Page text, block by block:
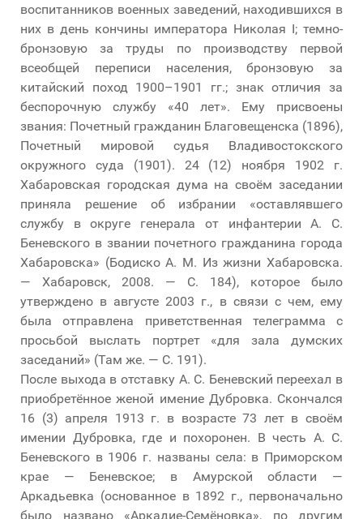
воспитанников военных заведений, находившихся в
них в день кончины императора Николая I; темно-
бронзовую за труды по производству первой
всеобщей переписи населения, бронзовую за
китайский поход 1900–1901 гг.; знак отличия за
беспорочную службу «40 лет». Ему присвоены
звания: Почетный гражданин Благовещенска (1896),
Почетный мировой судья Владивостокского
окружного суда (1901). 24 (12) ноября 1902 г.
Хабаровская городская дума на своём заседании
приняла решение об избрании «оставлявшего
службу в округе генерала от инфантерии А. С.
Беневского в звании почетного гражданина города
Хабаровска» (Бодиско А. М. Из жизни Хабаровска.
— Хабаровск, 2008. — С. 184), которое было
утверждено в августе 2003 г., в связи с чем, ему
была отправлена приветственная телеграмма с
просьбой выслать портрет «для зала думских
заседаний» (Там же. — С. 191).
После выхода в отставку А. С. Беневский переехал в
приобретённое женой имение Дубровка. Скончался
16 (3) апреля 1913 г. в возрасте 73 лет в своём
имении Дубровка, где и похоронен. В честь А. С.
Беневского в 1906 г. названы села: в Приморском
крае — Беневское; в Амурской области —
Аркадьевка (основанное в 1892 г., первоначально
было названо «Аркадие-Семёновка», по другим